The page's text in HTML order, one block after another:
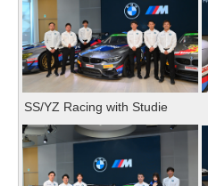
SS/YZ Racing with Studie